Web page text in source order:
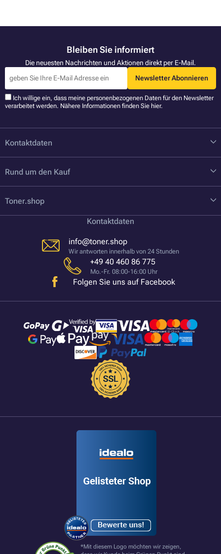
Bleiben Sie informiert
Die neuesten Nachrichten und Aktionen direkt per E-Mail.
Newsletter Abonnieren
Ich willige ein, dass meine personenbezogenen Daten für den Newsletter
verarbeitet werden. Nähere Informationen finden Sie hier.
Kontaktdaten
Rund um den Kauf
Toner.shop
Kontaktdaten
info@toner.shop
Wir antworten innerhalb von 24 Stunden
+49 40 460 86 775
Mo.-Fr. 08:00-16:00 Uhr
Folgen Sie uns auf Facebook
*Mit diesem Logo möchten wir zeigen,